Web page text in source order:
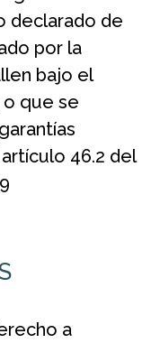
declarado de
por la
bajo el
o que se
46.2 del
a